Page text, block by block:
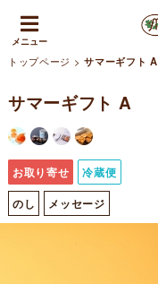
メニュー
トップページ >サマーギフト A
サマーギフト A
お取り寄せ
冷蔵便
のし
メッセージ